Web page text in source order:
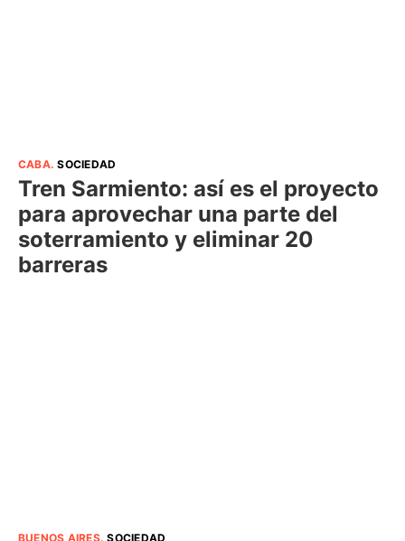
CABA.SOCIEDAD
Tren Sarmiento: así es el proyecto
para aprovechar una parte del
soterramiento y eliminar 20
barreras
BUENOS AIRES.SOCIEDAD